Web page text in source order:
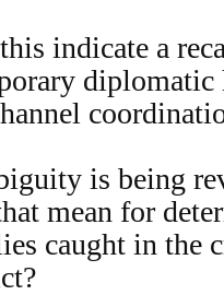
indicate a
is being
mean for
caught in the